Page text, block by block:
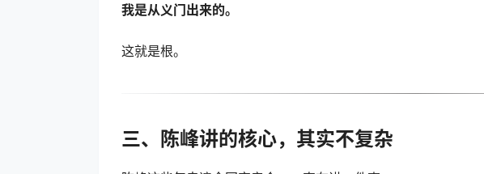
我是从义门出来的。
这就是根。
三、陈峰讲的核心，其实不复杂